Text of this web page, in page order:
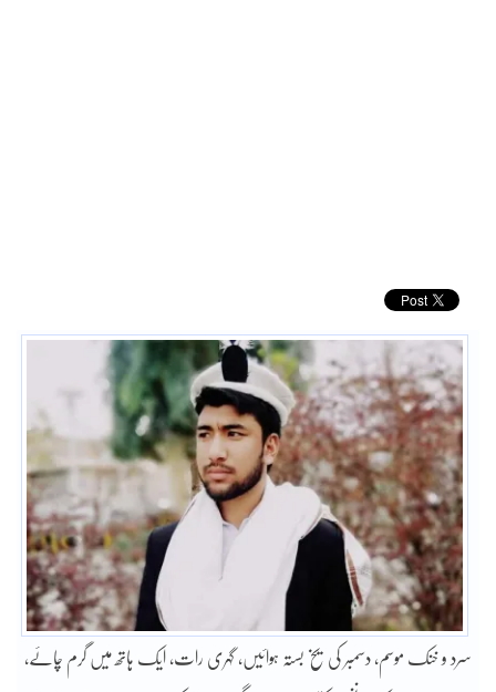
سرد و خنک موسم، دسمبر کی یخ بستہ ہوائیں، گہری رات، ایک ہاتھ میں گرم چائے،